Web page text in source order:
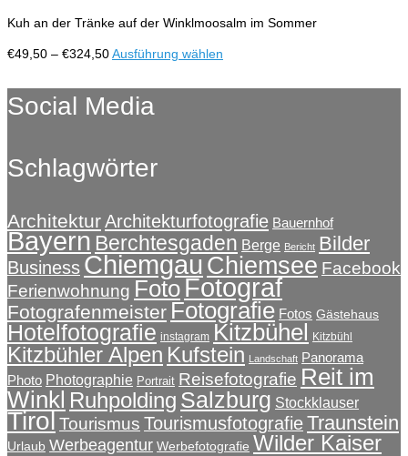
Die
können
Kuh an der Tränke auf der Winklmoosalm im Sommer
€49,50 – €324,50Preisspanne:
bis
€324,50
Ausführung wählen
weist
auf
der
Produktseite
gewählt
werden
Social Media
Schlagwörter
ArchitekturArchitekturfotografie Bauernhof
Bayern Berchtesgaden Berge Bericht Bilder
BusinessChiemgauChiemsee Facebook
Ferienwohnung FotoFotograf
Fotografenmeister Fotografie Fotos Gästehaus
Hotelfotografie instagram Kitzbühel Kitzbühl
Kitzbühler Alpen Kufstein Landschaft Panorama
Photo Photographie Portrait Reisefotografie Reit im
Winkl Ruhpolding Salzburg Stockklauser
TirolTourismus TourismusfotografieTraunstein
Urlaub Werbeagentur Werbefotografie Wilder Kaiser